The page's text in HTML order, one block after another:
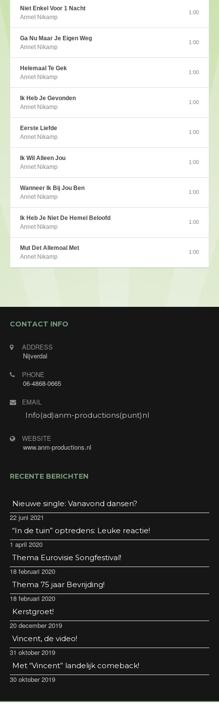
Niet Enkel Voor 1 Nacht
Annet Nikamp
1:00
Ga Nu Maar Je Eigen Weg
Annet Nikamp
1:00
Helemaal Te Gek
Annet Nikamp
1:00
Ik Heb Je Gevonden
Annet Nikamp
1:00
Eerste Liefde
Annet Nikamp
1:00
Ik Wil Alleen Jou
Annet Nikamp
1:00
Wanneer Ik Bij Jou Ben
Annet Nikamp
1:00
Ik Heb Je Niet De Hemel Beloofd
Annet Nikamp
1:00
Mut Det Allemoal Met
Annet Nikamp
1:00
CONTACT INFO
ADDRESS
Nijverdal
PHONE
06-4868-0665
EMAIL
Info(ad)anm-productions(punt)nl
WEBSITE
www.anm-productions.nl
RECENTE BERICHTEN
Nieuwe single: Vanavond dansen?
22 juni 2021
“In de tuin” optredens: Leuke reactie!
1 april 2020
Thema Eurovisie Songfestival!
18 februari 2020
Thema 75 jaar Bevrijding!
18 februari 2020
Kerstgroet!
20 december 2019
Vincent, de video!
31 oktober 2019
Met “Vincent” landelijk comeback!
30 oktober 2019